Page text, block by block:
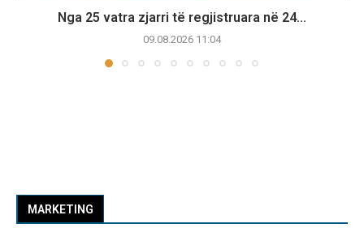
Nga 25 vatra zjarri të regjistruara në 24...
09.08.2026 11:04
MARKETING